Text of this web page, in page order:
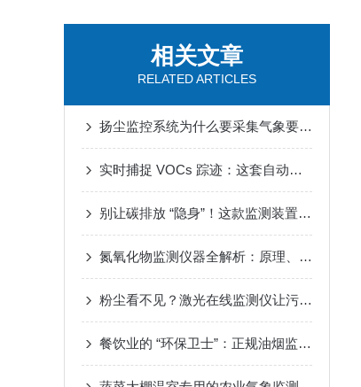
相关文章
RELATED ARTICLES
扬尘监控系统为什么要采集气象要素？
实时捕捉 VOCs 踪迹：这套自动监测报警系统为何成企业刚需？
别让碳排放 “隐身”！这款监测装置帮你精准掌握碳足迹
氮氧化物监测仪器全解析：原理、场景与选购指南
粉尘看不见？激光在线监测仪让污染无所遁形
餐饮业的 “环保卫士”：正规油烟监测设备大揭秘